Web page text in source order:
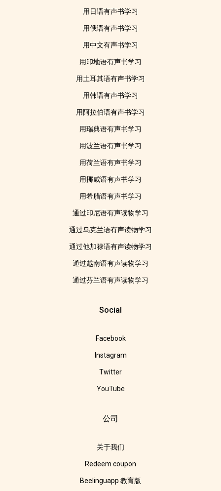
用日语有声书学习
用俄语有声书学习
用中文有声书学习
用印地语有声书学习
用土耳其语有声书学习
用韩语有声书学习
用阿拉伯语有声书学习
用瑞典语有声书学习
用波兰语有声书学习
用荷兰语有声书学习
用挪威语有声书学习
用希腊语有声书学习
通过印尼语有声读物学习
通过乌克兰语有声读物学习
通过他加禄语有声读物学习
通过越南语有声读物学习
通过芬兰语有声读物学习
Social
Facebook
Instagram
Twitter
YouTube
公司
关于我们
Redeem coupon
Beelinguapp 教育版